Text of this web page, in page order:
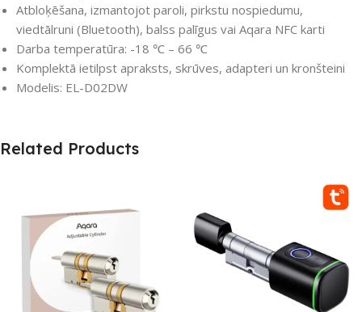
Atbloķēšana, izmantojot paroli, pirkstu nospiedumu,
viedtālruni (Bluetooth), balss palīgus vai Aqara NFC karti
Darba temperatūra: -18 ℃ – 66 ℃
Komplektā ietilpst apraksts, skrūves, adapteri un kronšteini
Modelis: EL-D02DW
Related Products